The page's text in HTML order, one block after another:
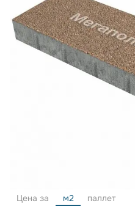
Цена за м2 паллет